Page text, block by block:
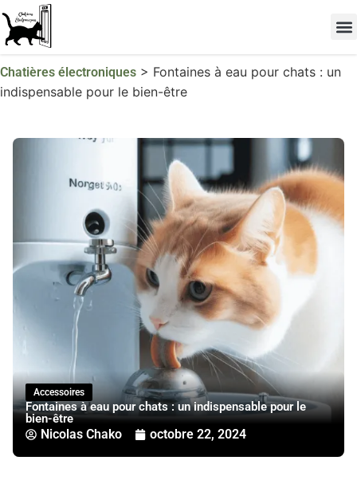
Chatières électroniques > Fontaines à eau pour chats : un
indispensable pour le bien-être
Accessoires
Fontaines à eau pour chats : un indispensable pour le
bien-être
Nicolas Chako octobre 22, 2024